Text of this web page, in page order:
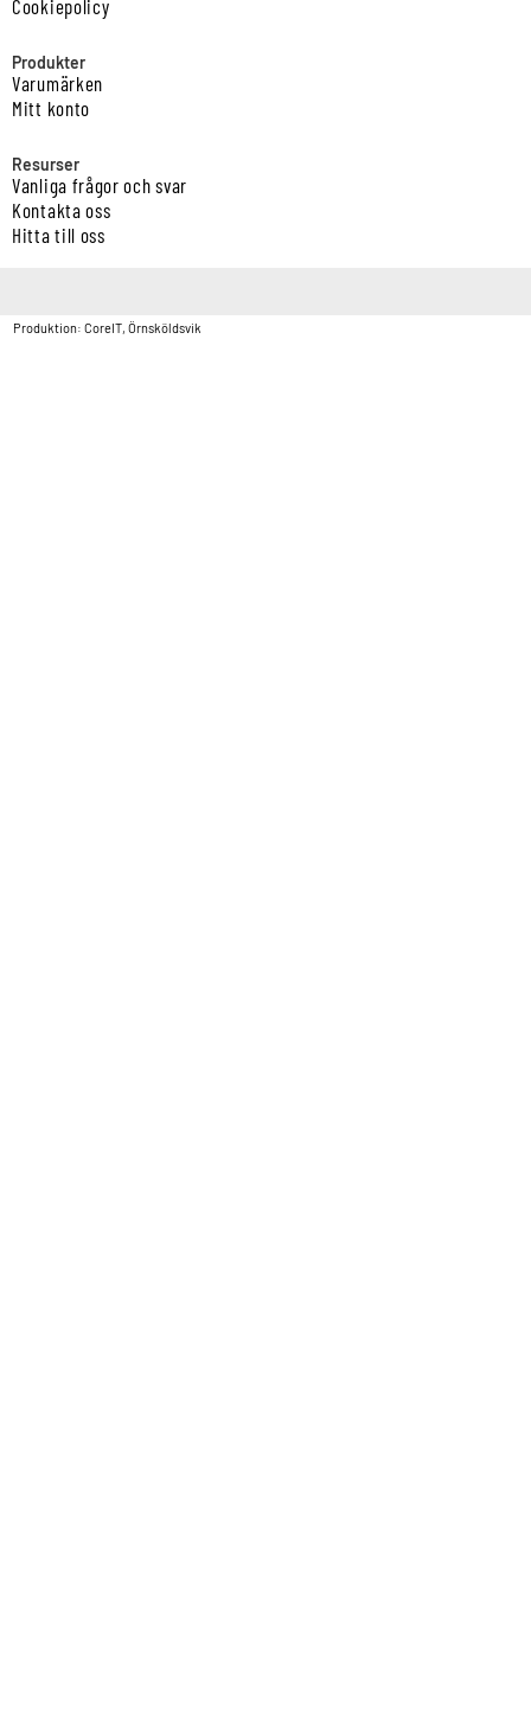
Cookiepolicy
Produkter
Varumärken
Mitt konto
Resurser
Vanliga frågor och svar
Kontakta oss
Hitta till oss
Produktion: CoreIT, Örnsköldsvik